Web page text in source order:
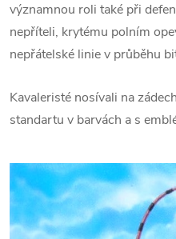
významnou roli také při
nepříteli, krytému polním
nepřátelské linie v průběhu
Kavaleristé nosívali na
standartu v barvách a s